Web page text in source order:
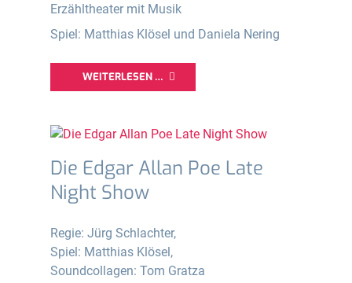
Erzähltheater mit Musik
Spiel: Matthias Klösel und Daniela Nering
WEITERLESEN …
Die Edgar Allan Poe Late
Night Show
Regie: Jürg Schlachter,
Spiel: Matthias Klösel,
Soundcollagen: Tom Gratza